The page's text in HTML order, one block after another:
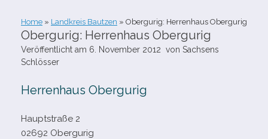
Home » Landkreis Bautzen » Obergurig: Herrenhaus Obergurig
Obergurig: Herrenhaus Obergurig
Veröffentlicht am 6. November 2012 von Sachsens
Schlösser
Herrenhaus Obergurig
Hauptstraße 2
02692 Obergurig